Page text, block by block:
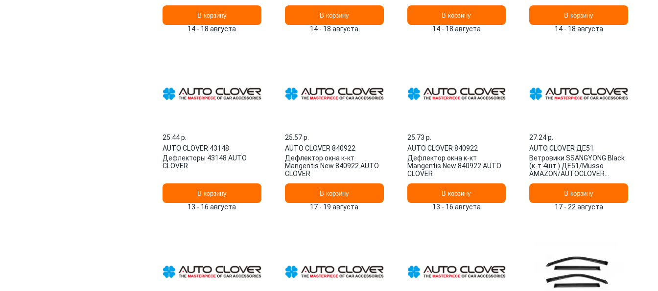
В корзину
14 - 18 августа
В корзину
14 - 18 августа
В корзину
14 - 18 августа
В корзину
14 - 18 августа
25.44 p.
AUTO CLOVER·43148
Дефлекторы 43148 AUTO
CLOVER
В корзину
13 - 16 августа
25.57 p.
AUTO CLOVER·840922
Дефлектор окна к-кт
Mangentis New 840922 AUTO
CLOVER
В корзину
17 - 19 августа
25.73 p.
AUTO CLOVER·840922
Дефлектор окна к-кт
Mangentis New 840922 AUTO
CLOVER
В корзину
13 - 16 августа
27.24 p.
AUTO CLOVER·ДЕ51
Ветровики SSANGYONG Black
(к-т 4шт.) ДЕ51/Musso
AMAZON/AUTOCLOVER
В корзину
17 - 22 августа